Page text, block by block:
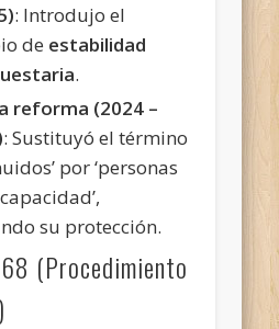
: Introdujo el
de estabilidad
.
reforma (2024 –
: Sustituyó el término
por ‘personas
su protección.
(Procedimiento